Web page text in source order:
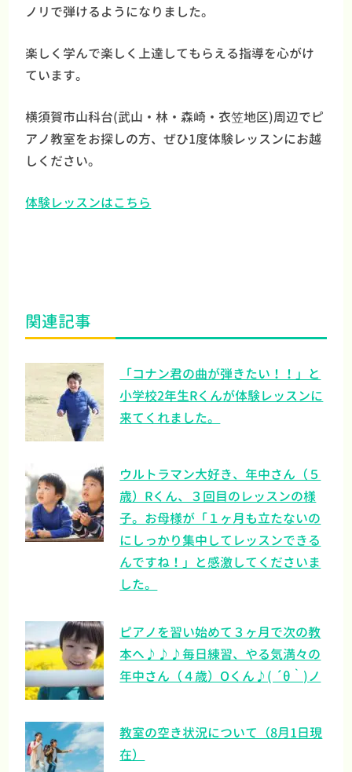
ノリで弾けるようになりました。
楽しく学んで楽しく上達してもらえる指導を心がけ
ています。
横須賀市山科台(武山・林・森崎・衣笠地区)周辺でピ
アノ教室をお探しの方、ぜひ1度体験レッスンにお越
しください。
体験レッスンはこちら
関連記事
「コナン君の曲が弾きたい！！」と
小学校2年生Rくんが体験レッスンに
来てくれました。
ウルトラマン大好き、年中さん（５
歳）Rくん、３回目のレッスンの様
子。お母様が「１ヶ月も立たないの
にしっかり集中してレッスンできる
んですね！」と感激してくださいま
した。
ピアノを習い始めて３ヶ月で次の教
本へ♪♪♪毎日練習、やる気満々の
年中さん（４歳）Oくん♪( ´θ｀)ノ
教室の空き状況について（8月1日現
在）